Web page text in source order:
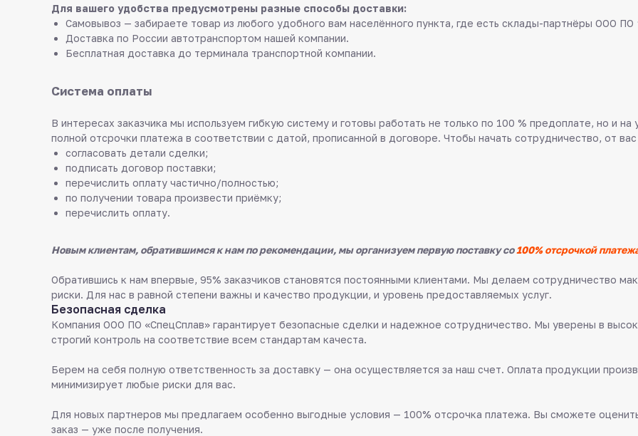
Для вашего удобства предусмотрены разные способы доставки:
Самовывоз — забираете товар из любого удобного вам населённого пункта, где есть склады-партнёры ООО ПО
Доставка по России автотранспортом нашей компании.
Бесплатная доставка до терминала транспортной компании.
Система оплаты
В интересах заказчика мы используем гибкую систему и готовы работать не только по 100 % предоплате, но и на
полной отсрочки платежа в соответствии с датой, прописанной в договоре. Чтобы начать сотрудничество, от
согласовать детали сделки;
подписать договор поставки;
перечислить оплату частично/полностью;
по получении товара произвести приёмку;
перечислить оплату.
Новым клиентам, обратившимся к нам по рекомендации, мы организуем первую поставку со100% отсрочкой
Обратившись к нам впервые, 95% заказчиков становятся постоянными клиентами. Мы делаем сотрудничество
риски. Для нас в равной степени важны и качество продукции, и уровень предоставляемых услуг.
Безопасная сделка
Компания ООО ПО «СпецСплав» гарантирует безопасные сделки и надежное сотрудничество. Мы уверены в
строгий контроль на соответствие всем стандартам качеста.
Берем на себя полную ответственность за доставку — она осуществляется за наш счет. Оплата продукции
минимизирует любые риски для вас.
Для новых партнеров мы предлагаем особенно выгодные условия — 100% отсрочка платежа. Вы сможете
заказ — уже после получения.